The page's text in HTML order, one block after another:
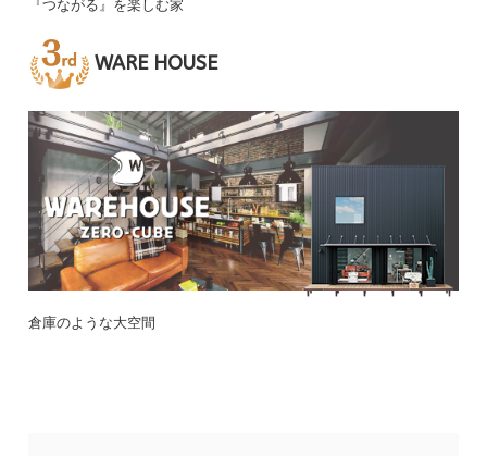
『つながる』を楽しむ家
WARE HOUSE
倉庫のような大空間